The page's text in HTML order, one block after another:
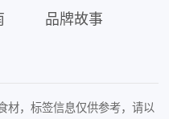
品牌故事
材，标签信息仅供参考，请以